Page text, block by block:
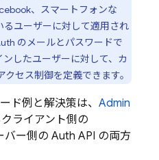
、スマートフォンな
るユーザーに対して適用され
のメールとパスワードで
したユーザーに対して、カ
セス制御を定義できます。
ド例と解決策は、 Admin
ライアント側の
ー側の Auth API の両方